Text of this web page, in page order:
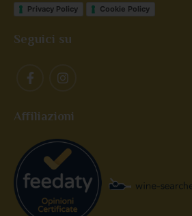
Privacy Policy Cookie Policy
Seguici su
Affiliazioni